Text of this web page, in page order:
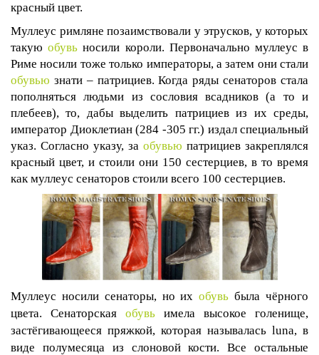
красный цвет.
Муллеус римляне позаимствовали у этрусков, у которых
такуюобувь носили короли. Первоначально муллеус в
Риме носили тоже только императоры, а затем они стали
обувью знати – патрициев. Когда ряды сенаторов стала
пополняться людьми из сословия всадников (а то и
плебеев), то, дабы выделить патрициев из их среды,
император Диоклетиан (284 -305 гг.) издал специальный
указ. Согласно указу, за обувью патрициев закреплялся
красный цвет, и стоили они 150 сестерциев, в то время
как муллеус сенаторов стоили всего 100 сестерциев.
Муллеус носили сенаторы, но ихобувь была чёрного
цвета. Сенаторская обувь имела высокое голенище,
застёгивающееся пряжкой, которая называлась luna, в
виде полумесяца из слоновой кости. Все остальные